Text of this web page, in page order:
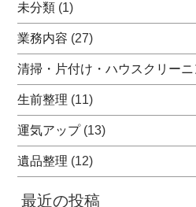
未分類 (1)
業務内容 (27)
清掃・片付け・ハウスクリー
生前整理 (11)
運気アップ(13)
遺品整理 (12)
最近の投稿